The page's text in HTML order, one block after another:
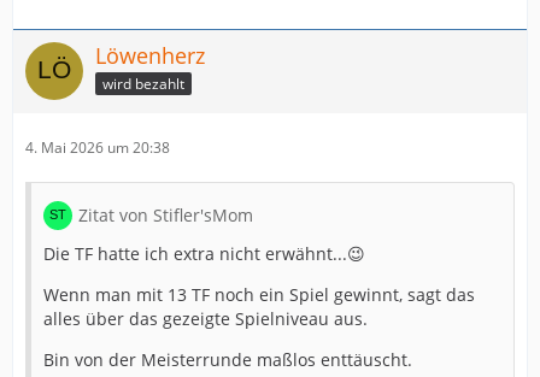
Löwenherz
wird bezahlt
4. Mai 2026 um 20:38
Zitat von Stifler'sMom
Die TF hatte ich extra nicht erwähnt...😉
Wenn man mit 13 TF noch ein Spiel gewinnt, sagt das
alles über das gezeigte Spielniveau aus.
Bin von der Meisterrunde maßlos enttäuscht.